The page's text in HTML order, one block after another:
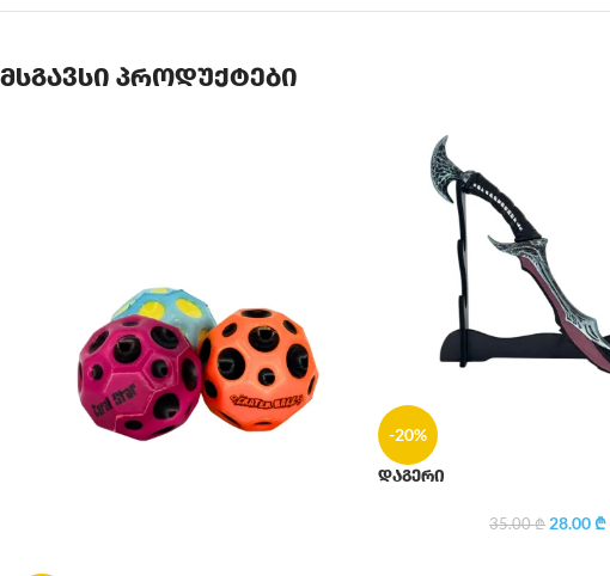
მსგავსი პროდუქტები
-20%
დაგერი
35.00₾ 28.00₾